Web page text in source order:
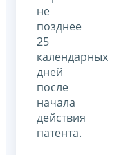
не
позднее
25
календарных
дней
после
начала
действия
патента.